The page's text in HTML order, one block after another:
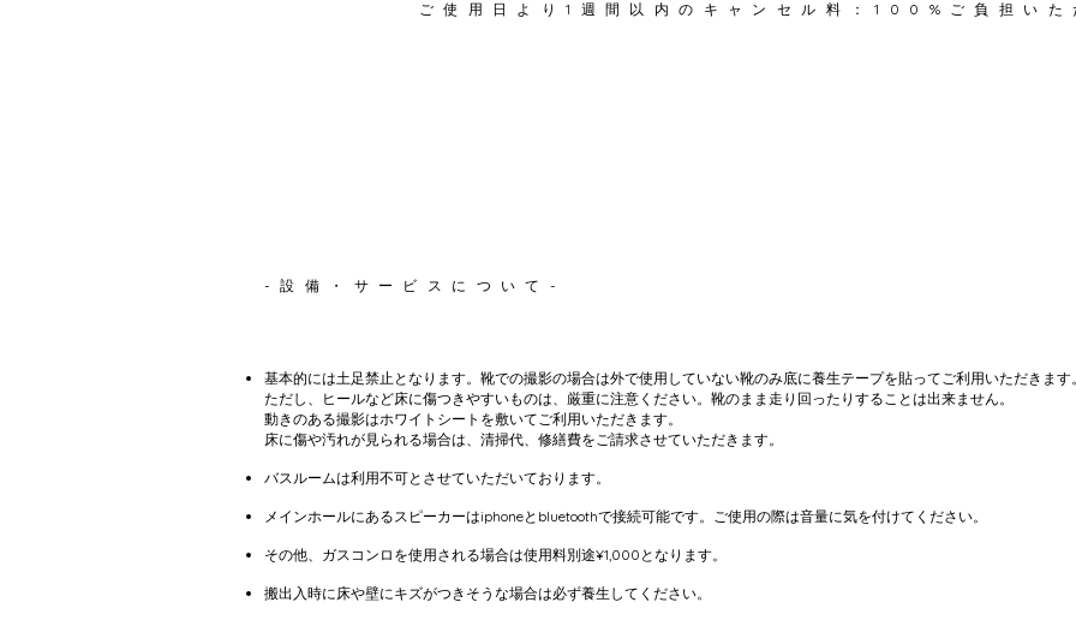
ご使用日より1週間以内のキャンセル料：100%ご負担いた
-設備・サービスについて-
基本的には土足禁止となります。靴での撮影の場合は外で使用していない靴のみ底に養生テープを貼ってご利用いただきます。
​​ただし、ヒールなど床に傷つきやすいものは、厳重に注意ください。靴のまま走り回ったりすることは出来ません。
動きのある撮影はホワイトシートを敷いてご利用いただきます。
床に傷や汚れが見られる場合は、清掃代、修繕費をご請求させていただきます。
バスルームは利用不可とさせていただいております。
メインホールにあるスピーカーはiphoneとbluetoothで接続可能です。ご使用の際は音量に気を付けてください。
その他、ガスコンロを使用される場合は使用料別途¥1,000となります。
搬出入時に床や壁にキズがつきそうな場合は必ず養生してください。